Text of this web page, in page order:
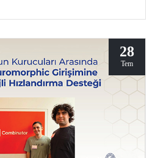
28
Tem